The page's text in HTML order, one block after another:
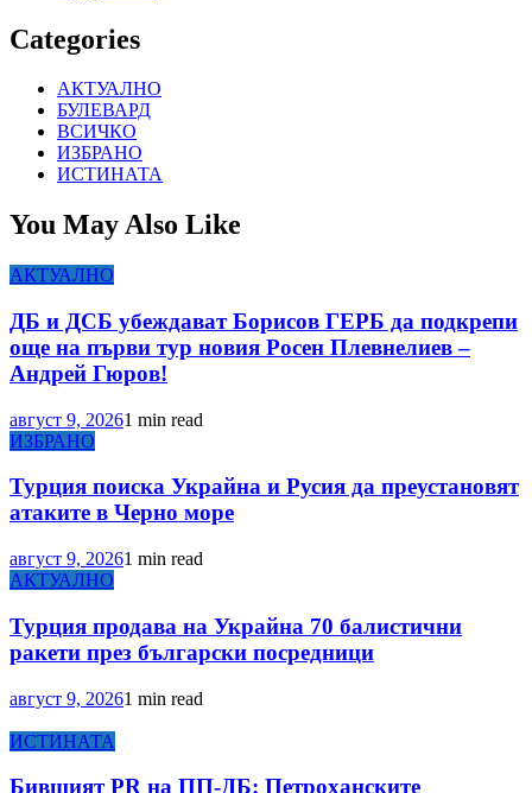
Categories
АКТУАЛНО
БУЛЕВАРД
ВСИЧКО
ИЗБРАНО
ИСТИНАТА
You May Also Like
АКТУАЛНО
ДБ и ДСБ убеждават Борисов ГЕРБ да подкрепи
още на първи тур новия Росен Плевнелиев –
Андрей Гюров!
август 9, 20261 min read
ИЗБРАНО
Турция поиска Украйна и Русия да преустановят
атаките в Черно море
август 9, 20261 min read
АКТУАЛНО
Турция продава на Украйна 70 балистични
ракети през български посредници
август 9, 20261 min read
ИСТИНАТА
Бившият PR на ПП-ДБ: Петроханските